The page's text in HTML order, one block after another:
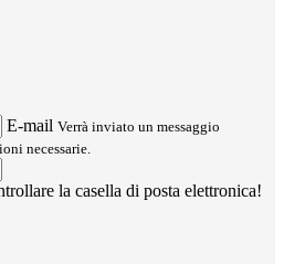
E-mail Verrà inviato un messaggio
necessarie.
la casella di posta elettronica!